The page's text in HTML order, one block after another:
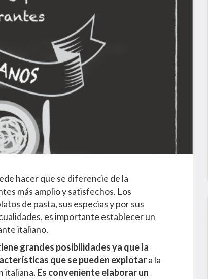
hacer que se diferencie de la
más amplio y satisfechos. Los
de pasta, sus especias y por sus
es importante establecer un
italiano.
grandes posibilidades ya que la
que se pueden explotara la
italiana. Es conveniente elaborar un